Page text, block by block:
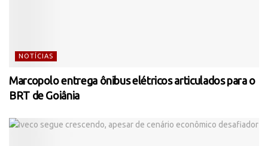
NOTÍCIAS
Marcopolo entrega ônibus elétricos articulados para o
BRT de Goiânia